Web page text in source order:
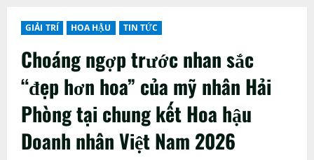
GIẢI TRÍ HOA HẬU TIN TỨC
Choáng ngợp trước nhan sắc
“đẹp hơn hoa” của mỹ nhân Hải
Phòng tại chung kết Hoa hậu
Doanh nhân Việt Nam 2026